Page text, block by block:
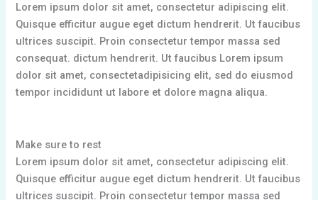
Lorem ipsum dolor sit amet, consectetur adipiscing elit.
Quisque efficitur augue eget dictum hendrerit. Ut faucibus
ultrices suscipit. Proin consectetur tempor massa sed
consequat. dictum hendrerit. Ut faucibus Lorem ipsum
dolor sit amet, consectetadipisicing elit, sed do eiusmod
tempor incididunt ut labore et dolore magna aliqua.
Make sure to rest
Lorem ipsum dolor sit amet, consectetur adipiscing elit.
Quisque efficitur augue eget dictum hendrerit. Ut faucibus
ultrices suscipit. Proin consectetur tempor massa sed